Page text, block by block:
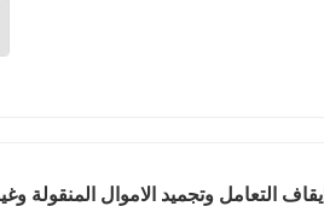
ايقاف التعامل وتجميد الاموال المنقولة